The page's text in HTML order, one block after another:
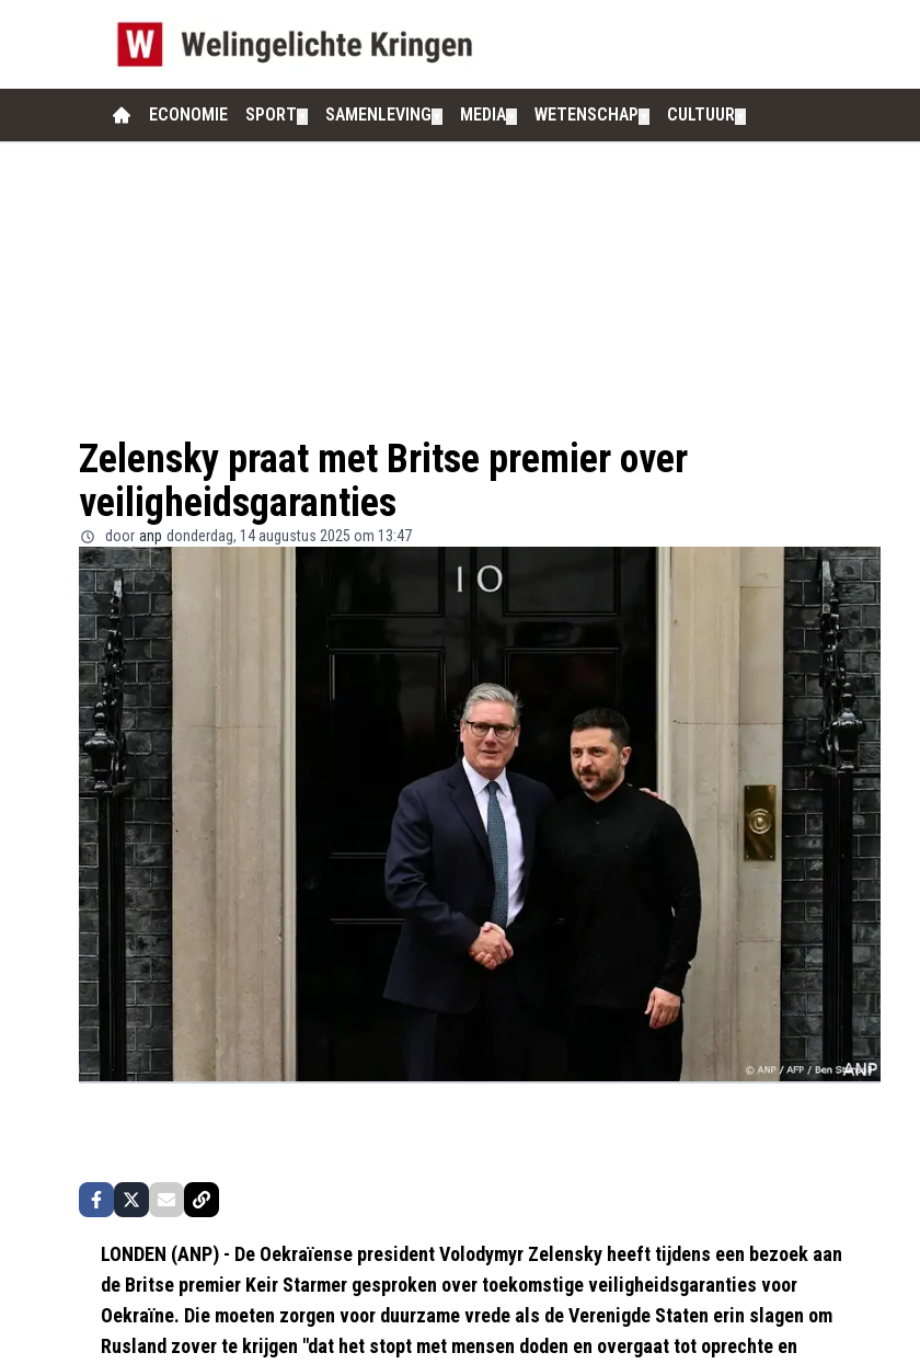
ECONOMIE SPORT SAMENLEVING MEDIA WETENSCHAP CULTUUR
Zelensky praat met Britse premier over
veiligheidsgaranties
door anp donderdag, 14 augustus 2025 om 13:47
LONDEN (ANP) - De Oekraïense president Volodymyr Zelensky heeft tijdens een bezoek aan
de Britse premier Keir Starmer gesproken over toekomstige veiligheidsgaranties voor
Oekraïne. Die moeten zorgen voor duurzame vrede als de Verenigde Staten erin slagen om
Rusland zover te krijgen "dat het stopt met mensen doden en overgaat tot oprechte en